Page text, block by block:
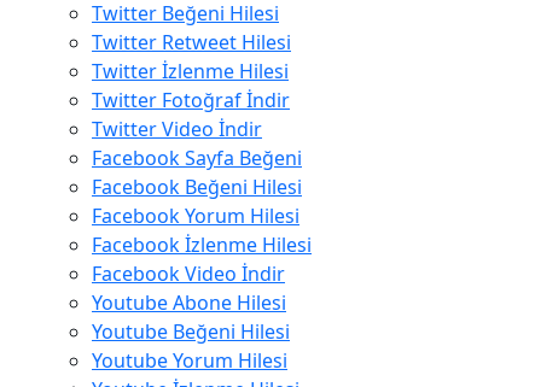
Twitter Beğeni Hilesi
Twitter Retweet Hilesi
Twitter İzlenme Hilesi
Twitter Fotoğraf İndir
Twitter Video İndir
Facebook Sayfa Beğeni
Facebook Beğeni Hilesi
Facebook Yorum Hilesi
Facebook İzlenme Hilesi
Facebook Video İndir
Youtube Abone Hilesi
Youtube Beğeni Hilesi
Youtube Yorum Hilesi